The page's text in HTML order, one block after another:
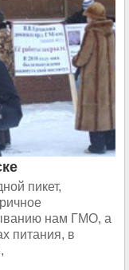
пикет,
нам ГМО, а
питания, в